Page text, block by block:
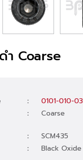
ำ Coarse
:
0101-010-03
: Coarse
:
SCM435
: Black Oxide